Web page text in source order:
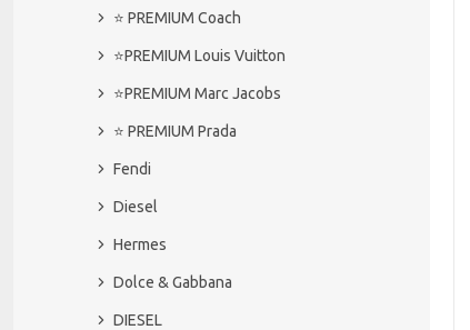
⭐️ PREMIUM Coach
⭐️PREMIUM Louis Vuitton
⭐️PREMIUM Marc Jacobs
⭐️ PREMIUM Prada
Fendi
Diesel
Hermes
Dolce & Gabbana
DIESEL